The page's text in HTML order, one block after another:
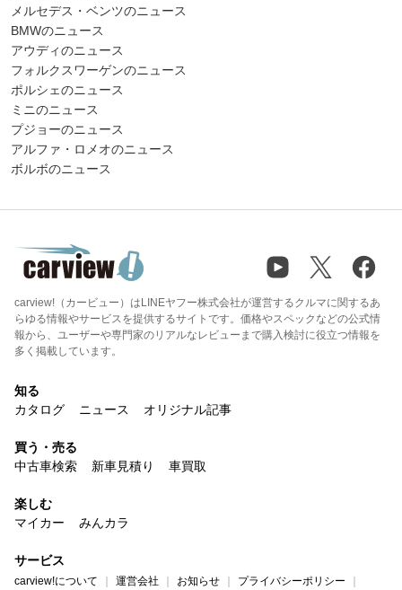
メルセデス・ベンツのニュース
BMWのニュース
アウディのニュース
フォルクスワーゲンのニュース
ポルシェのニュース
ミニのニュース
プジョーのニュース
アルファ・ロメオのニュース
ボルボのニュース
carview!（カービュー）はLINEヤフー株式会社が運営するクルマに関するあ
らゆる情報やサービスを提供するサイトです。価格やスペックなどの公式情
報から、ユーザーや専門家のリアルなレビューまで購入検討に役立つ情報を
多く掲載しています。
知る
カタログ
ニュース オリジナル記事
買う・売る
中古車検索
新車見積り 車買取
楽しむ
マイカー
みんカラ
サービス
carview!について 運営会社 お知らせ プライバシーポリシー